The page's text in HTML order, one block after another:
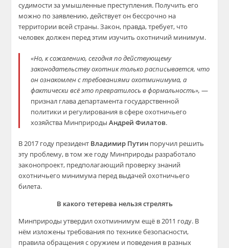
судимости за умышленные преступления. Получить его
можно по заявлению, действует он бессрочно на
территории всей страны. Закон, правда, требует, что
человек должен перед этим изучить охотничий минимум.
«Но, к сожалению, сегодня по действующему
законодательству охотник только расписывается, что
он ознакомлен с требованиями охотминимума, а
фактически всё это превратилось в формальность», —
признал глава департамента государственной
политики и регулирования в сфере охотничьего
хозяйства Минприроды​Андрей Филатов.
В 2017 году президент Владимир Путин поручил решить
эту проблему, в том же году Минприроды разработало
законопроект, предполагающий проверку знаний
охотничьего минимума перед выдачей охотничьего
билета.
В какого тетерева нельзя стрелять
Минприроды утвердил охотминимум ещё в 2011 году. В
нём изложены требования по технике безопасности,
правила обращения с оружием и поведения в разных